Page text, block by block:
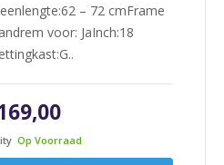
– 72 cmFrame
voor: JaInch:18
Op Voorraad